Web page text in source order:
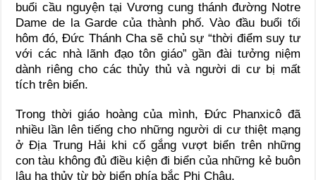
buổi cầu nguyện tại Vương cung thánh đường Notre
Dame de la Garde của thành phố. Vào đầu buổi tối
hôm đó, Đức Thánh Cha sẽ chủ sự “thời điểm suy tư
với các nhà lãnh đạo tôn giáo” gần đài tưởng niệm
dành riêng cho các thủy thủ và người di cư bị mất
tích trên biển.
Trong thời giáo hoàng của mình, Đức Phanxicô đã
nhiều lần lên tiếng cho những người di cư thiệt mạng
ở Địa Trung Hải khi cố gắng vượt biển trên những
con tàu không đủ điều kiện đi biển của những kẻ buôn
lậu hạ thủy từ bờ biển phía bắc Phi Châu.